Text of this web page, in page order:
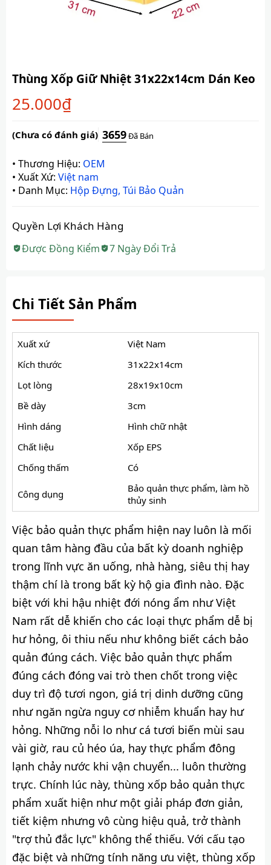
Thùng Xốp Giữ Nhiệt 31x22x14cm Dán Keo
(Chưa có đánh giá) 3659Đã Bán
25.000₫
• Thương Hiệu: OEM
• Xuất Xứ: Việt nam
• Danh Mục: Hộp Đựng, Túi Bảo Quản
Quyền Lợi Khách Hàng
Được Đồng Kiểm 7 Ngày Đổi Trả
Chi Tiết Sản Phẩm
Xuất xứ
Việt Nam
Kích thước
31x22x14cm
Lọt lòng
28x19x10cm
Bề dày
3cm
Hình dáng
Hình chữ nhật
Chất liệu
Xốp EPS
Chống thấm
Có
Công dụng
Bảo quản thực phẩm, làm hồ
thủy sinh
Việc bảo quản thực phẩm hiện nay luôn là mối
quan tâm hàng đầu của bất kỳ doanh nghiệp
trong lĩnh vực ăn uống, nhà hàng, siêu thị hay
thậm chí là trong bất kỳ hộ gia đình nào. Đặc
biệt với khi hậu nhiệt đới nóng ẩm như Việt
Nam rất dễ khiến cho các loại thực phẩm dễ bị
hư hỏng, ôi thiu nếu như không biết cách bảo
quản đúng cách. Việc bảo quản thực phẩm
đúng cách đóng vai trò then chốt trong việc
duy trì độ tươi ngon, giá trị dinh dưỡng cũng
như ngăn ngừa nguy cơ nhiễm khuẩn hay hư
hỏng. Những nỗi lo như cá tươi biến mùi sau
vài giờ, rau củ héo úa, hay thực phẩm đông
lạnh chảy nước khi vận chuyển... luôn thường
trực. Chính lúc này, thùng xốp bảo quản thực
phẩm xuất hiện như một giải pháp đơn giản,
tiết kiệm nhưng vô cùng hiệu quả, trở thành
"trợ thủ đắc lực" không thể thiếu. Với cấu tạo
đặc biệt và những tính năng ưu việt, thùng xốp